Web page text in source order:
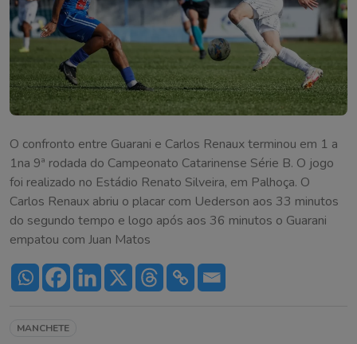
O confronto entre Guarani e Carlos Renaux terminou em 1 a
1na 9ª rodada do Campeonato Catarinense Série B. O jogo
foi realizado no Estádio Renato Silveira, em Palhoça. O
Carlos Renaux abriu o placar com Uederson aos 33 minutos
do segundo tempo e logo após aos 36 minutos o Guarani
empatou com Juan Matos
MANCHETE